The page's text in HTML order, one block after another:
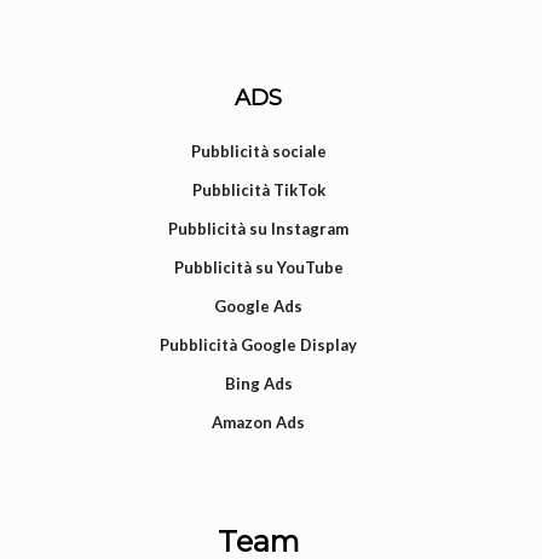
ADS
Pubblicità sociale
Pubblicità TikTok
Pubblicità su Instagram
Pubblicità su YouTube
Google Ads
Pubblicità Google Display
Bing Ads
Amazon Ads
Team